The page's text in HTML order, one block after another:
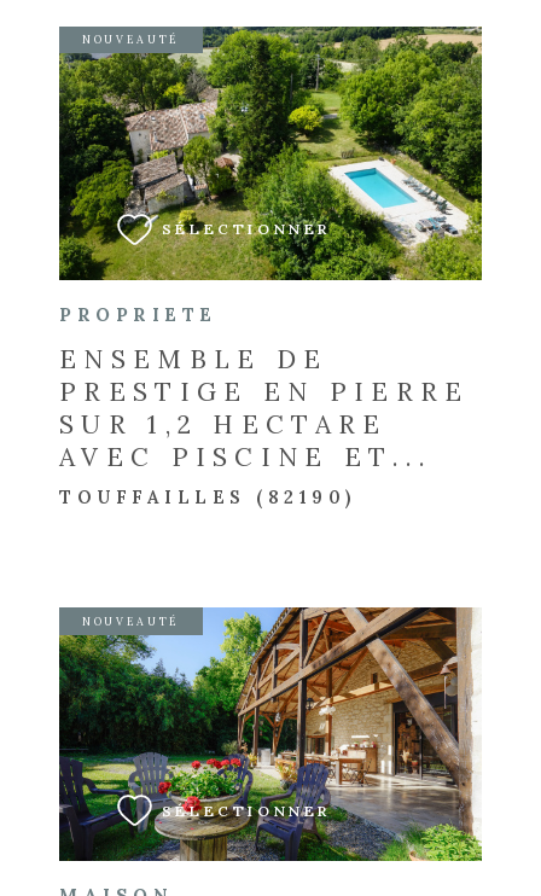
PROPRIETE
ENSEMBLE DE
PRESTIGE EN PIERRE
SUR 1,2 HECTARE
AVEC PISCINE ET...
TOUFFAILLES (82190)
NOUVEAUTÉ
SÉLECTIONNER
VOIR LE BIEN
NOUVEAUTÉ
SÉLECTIONNER
VOIR LE BIEN